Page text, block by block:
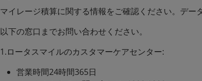
マイレージ積算に関する情報をご確認ください。デー
以下の窓口までお問い合わせください。
1.ロータスマイルのカスタマーケアセンター:
営業時間24時間365日